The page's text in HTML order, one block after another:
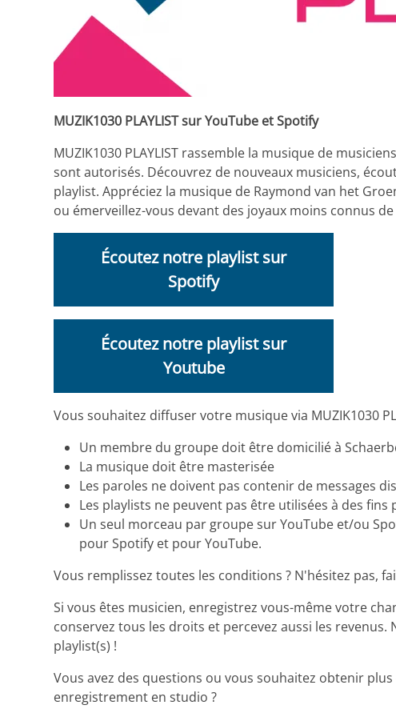
MUZIK1030 PLAYLIST sur YouTube et Spotify
MUZIK1030 PLAYLIST rassemble la musique de
sont autorisés. Découvrez de nouveaux musiciens,
playlist. Appréciez la musique de Raymond van het
ou émerveillez-vous devant des joyaux moins connus
Écoutez notre playlist sur
Spotify
Écoutez notre playlist sur
Youtube
Vous souhaitez diffuser votre musique via MUZIK1030
Un membre du groupe doit être domicilié à
La musique doit être masterisée
Les paroles ne doivent pas contenir de messages
Les playlists ne peuvent pas être utilisées à des fins
Un seul morceau par groupe sur YouTube et/ou
pour Spotify et pour YouTube.
Vous remplissez toutes les conditions ? N'hésitez pas,
Si vous êtes musicien, enregistrez vous-même votre
conservez tous les droits et percevez aussi les
playlist(s) !
Vous avez des questions ou vous souhaitez obtenir
enregistrement en studio ?